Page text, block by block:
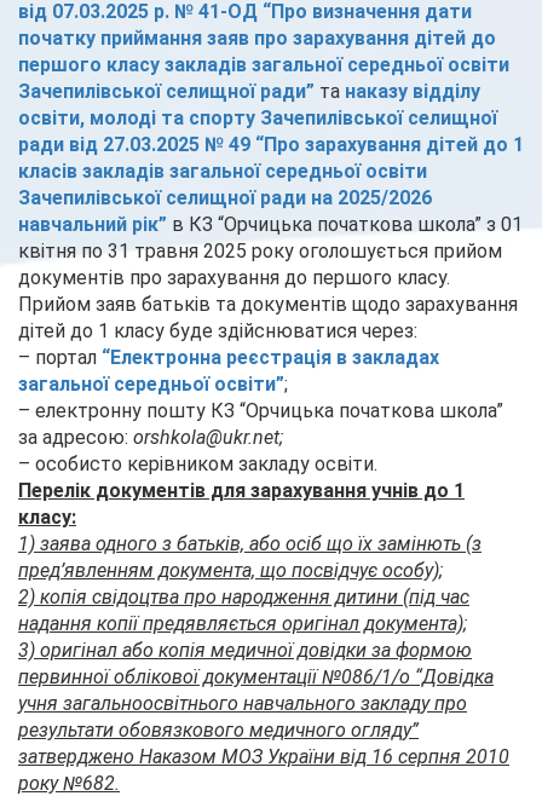
від 07.03.2025 р. № 41-ОД “Про визначення дати
початку приймання заяв про зарахування дітей до
першого класу закладів загальної середньої освіти
Зачепилівської селищної ради” та наказу відділу
освіти, молоді та спорту Зачепилівської селищної
ради від 27.03.2025 № 49 “Про зарахування дітей до 1
класів закладів загальної середньої освіти
Зачепилівської селищної ради на 2025/2026
навчальний рік” в КЗ “Орчицька початкова школа” з 01
квітня по 31 травня 2025 року оголошується прийом
документів про зарахування до першого класу.
Прийом заяв батьків та документів щодо зарахування
дітей до 1 класу буде здійснюватися через:
– портал “Електронна реєстрація в закладах
загальної середньої освіти”;
– електронну пошту КЗ “Орчицька початкова школа”
за адресою: orshkola@ukr.net;
– особисто керівником закладу освіти.
Перелік документів для зарахування учнів до 1
класу:
1) заява одного з батьків, або осіб що їх замінють (з
пред’явленням документа, що посвідчує особу);
2) копія свідоцтва про народження дитини (під час
надання копії предявляється оригінал документа);
3) оригінал або копія медичної довідки за формою
первинної облікової документації №086/1/о “Довідка
учня загальноосвітнього навчального закладу про
результати обовязкового медичного огляду”
затверджено Наказом МОЗ України від 16 серпня 2010
року №682.